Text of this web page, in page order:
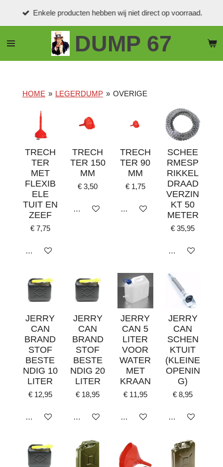
de
DUMP 67
Enkele producten hebben wij niet direct op voorraad.
HOME » LEGERDUMP » OVERIGE
TRECH
TER
MET
FLEXIB
ELE
TUIT EN
ZEEF
€ 7,75
In winkelwagen
TRECH
TER 150
MM
€ 3,50
In winkelwagen
TRECH
TER 90
MM
€ 1,75
In winkelwagen
SCHEE
RMESP
RIKKEL
DRAAD
VERZIN
KT 50
METER
€ 35,95
In winkelwagen
JERRY
CAN
BRAND
STOF
BESTE
NDIG 10
LITER
€ 12,95
In winkelwagen
JERRY
CAN
BRAND
STOF
BESTE
NDIG 20
LITER
€ 18,95
In winkelwagen
JERRY
CAN 5
LITER
VOOR
WATER
MET
KRAAN
€ 11,95
In winkelwagen
JERRY
CAN
SCHEN
KTUIT
(KLEINE
OPENIN
G)
€ 8,95
In winkelwagen